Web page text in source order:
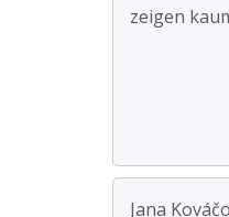
zeigen
Jana